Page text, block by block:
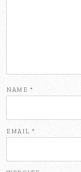
NAME *
EMAIL*